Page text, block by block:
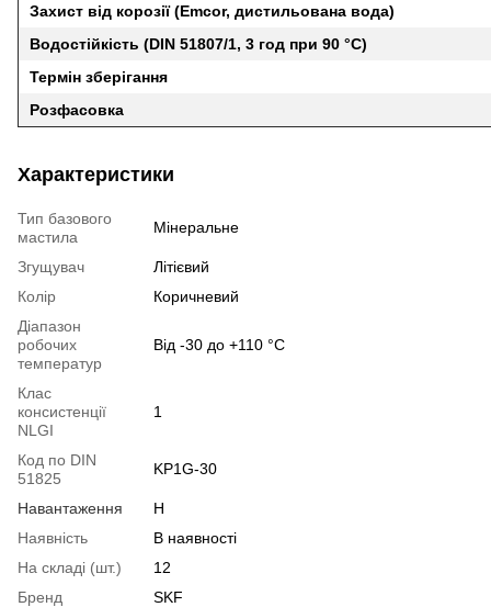
Захист від корозії (Emcor, дистильована вода)
Водостійкість (DIN 51807/1, 3 год при 90 °C)
Термін зберігання
Розфасовка
Характеристики
Тип базового
мастила
Мінеральне
Згущувач
Літієвий
Колір
Коричневий
Діапазон
робочих
температур
Від -30 до +110 °C
Клас
консистенції
NLGI
1
Код по DIN
51825
KP1G-30
Навантаження
H
Наявність
В наявності
На складі (шт.)
12
Бренд
SKF